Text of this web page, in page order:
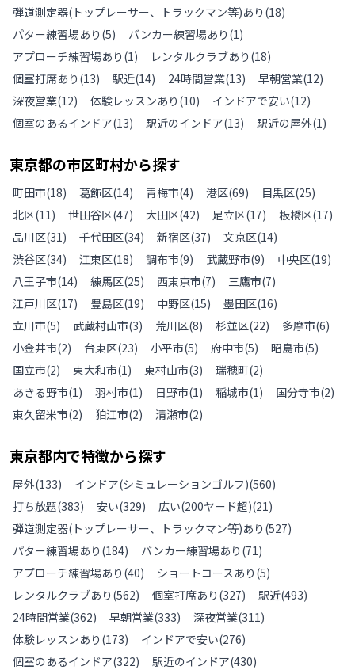
弾道測定器(トップレーサー、トラックマン等)あり (18)
パター練習場あり (5) バンカー練習場あり (1)
アプローチ練習場あり (1) レンタルクラブあり (18)
個室打席あり (13) 駅近(14) 24時間営業(13) 早朝営業(12)
深夜営業(12) 体験レッスンあり (10) インドアで安い(12)
個室のあるインドア(13) 駅近のインドア(13) 駅近の屋外(1)
東京都の市区町村から探す
町田市(18) 葛飾区(14) 青梅市(4) 港区(69) 目黒区(25)
北区(11) 世田谷区(47) 大田区(42) 足立区(17) 板橋区(17)
品川区(31) 千代田区(34) 新宿区(37) 文京区(14)
渋谷区(34) 江東区(18) 調布市(9) 武蔵野市(9) 中央区(19)
八王子市(14) 練馬区(25) 西東京市(7) 三鷹市(7)
江戸川区(17) 豊島区(19) 中野区(15) 墨田区(16)
立川市(5) 武蔵村山市(3) 荒川区(8) 杉並区(22) 多摩市(6)
小金井市(2) 台東区(23) 小平市(5) 府中市(5) 昭島市(5)
国立市(2) 東大和市(1) 東村山市(3) 瑞穂町(2)
あきる野市(1) 羽村市(1) 日野市(1) 稲城市(1) 国分寺市(2)
東久留米市(2) 狛江市(2) 清瀬市(2)
東京都内で特徴から探す
屋外(133) インドア(シミュレーションゴルフ)(560)
打ち放題(383) 安い(329) 広い(200ヤード超)(21)
弾道測定器(トップレーサー、トラックマン等)あり (527)
パター練習場あり (184) バンカー練習場あり (71)
アプローチ練習場あり (40) ショートコースあり (5)
レンタルクラブあり (562) 個室打席あり (327) 駅近(493)
24時間営業(362) 早朝営業(333) 深夜営業(311)
体験レッスンあり (173) インドアで安い(276)
個室のあるインドア(322) 駅近のインドア(430)